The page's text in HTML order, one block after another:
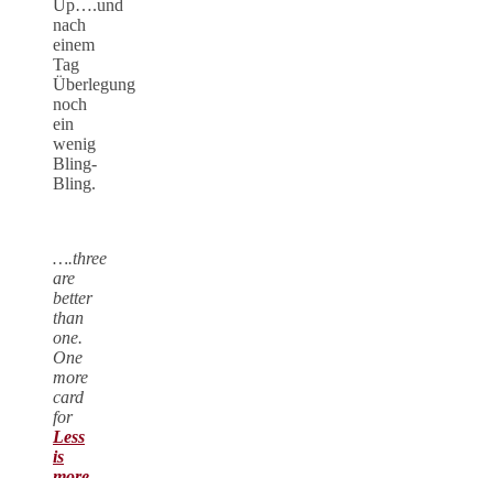
Up….und
nach
einem
Tag
Überlegung
noch
ein
wenig
Bling-
Bling.
….three
are
better
than
one.
One
more
card
for
Less
is